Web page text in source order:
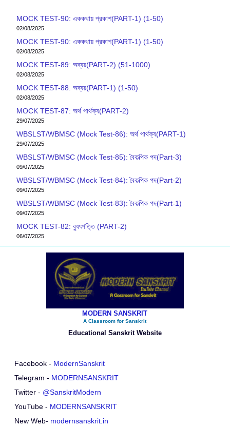
MOCK TEST-90: এককথায় প্রকাশ(PART-1) (1-50)
02/08/2025
MOCK TEST-90: এককথায় প্রকাশ(PART-1) (1-50)
02/08/2025
MOCK TEST-89: অব্যয়(PART-2) (51-1000)
02/08/2025
MOCK TEST-88: অব্যয়(PART-1) (1-50)
02/08/2025
MOCK TEST-87: অর্থ পার্থক্য(PART-2)
29/07/2025
WBSLST/WBMSC (Mock Test-86): অর্থ পার্থক্য(PART-1)
29/07/2025
WBSLST/WBMSC (Mock Test-85): বৈকল্পিক পদ(Part-3)
09/07/2025
WBSLST/WBMSC (Mock Test-84): বৈকল্পিক পদ(Part-2)
09/07/2025
WBSLST/WBMSC (Mock Test-83): বৈকল্পিক পদ(Part-1)
09/07/2025
MOCK TEST-82: ব‍্যুৎপত্তি (PART-2)
06/07/2025
MODERN SANSKRIT
A Classroom for Sanskrit
Educational Sanskrit Website
Facebook - ModernSanskrit
Telegram - MODERNSANSKRIT
Twitter - @SanskritModern
YouTube - MODERNSANSKRIT
New Web- modernsanskrit.in